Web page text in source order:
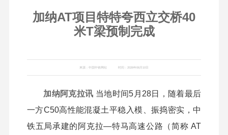
加纳AT项目特特夸西立交桥40
米T梁预制完成
来源：中国中铁网站 时间：2026年06月10日
加纳阿克拉讯 当地时间5月28日，随着最后
一方C50高性能混凝土平稳入模、振捣密实，中
铁五局承建的阿克拉—特马高速公路（简称 AT